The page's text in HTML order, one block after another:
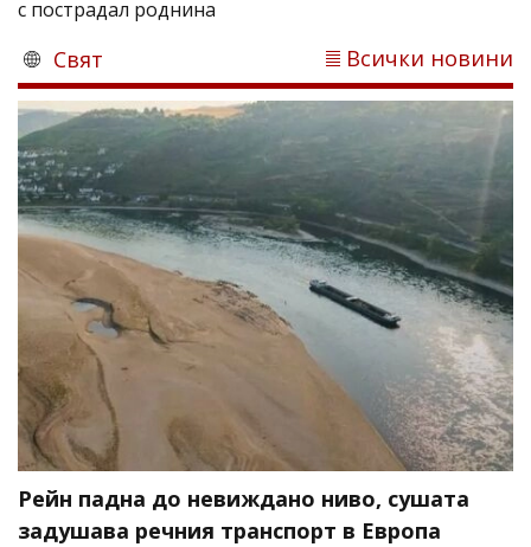
с пострадал роднина
Свят Всички новини
Рейн падна до невиждано ниво, сушата
задушава речния транспорт в Европа